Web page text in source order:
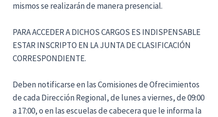
mismos se realizarán de manera presencial.
PARA ACCEDER A DICHOS CARGOS ES INDISPENSABLE
ESTAR INSCRIPTO EN LA JUNTA DE CLASIFICACIÓN
CORRESPONDIENTE.
Deben notificarse en las Comisiones de Ofrecimientos
de cada Dirección Regional, de lunes a viernes, de 09:00
a 17:00, o en las escuelas de cabecera que le informa la